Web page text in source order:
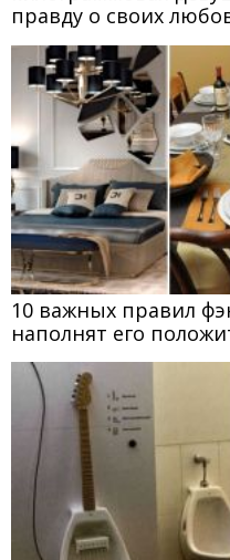
правду о своих
10 важных правил
наполнят его